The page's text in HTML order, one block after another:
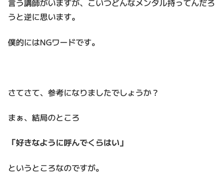
言う講師がいますが、こいつどんなメンタル持ってんだろ
うと逆に思います。
僕的にはNGワードです。
さてさて、参考になりましたでしょうか？
まぁ、結局のところ
「好きなように呼んでくらはい」
というところなのですが。